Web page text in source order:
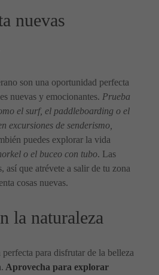
nuevas
son una oportunidad perfecta
nuevas y emocionantes. Prueba
el surf, el paddleboarding o el
excursiones de senderismo,
puedes explorar la vida
o el buceo con tubo. Las
así que atrévete a salir de tu zona
cosas nuevas.
la naturaleza
para disfrutar de la belleza
Aprovecha para explorar